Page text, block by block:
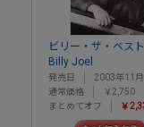
ビリー・ザ・ベスト
Billy Joel
発売日
2003年11
通常価格
￥2,750
まとめてオフ
￥